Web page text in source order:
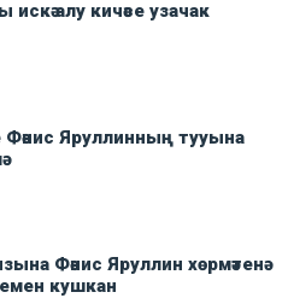
алу кичәсе узачак
Яруллинның тууына
Фәнис Яруллин хөрмәтенә
кушкан